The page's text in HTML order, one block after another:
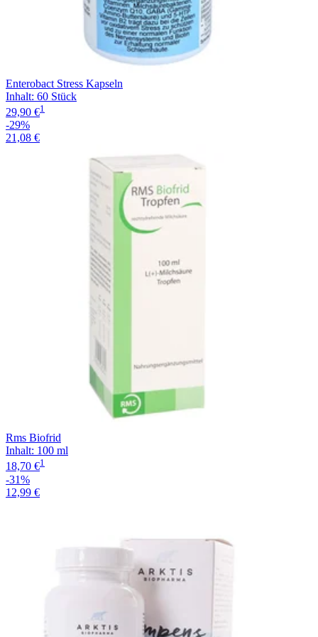
Enterobact Stress Kapseln
Inhalt: 60 Stück
29,90 €1
-29%
21,08 €
Rms Biofrid
Inhalt: 100 ml
18,70 €1
-31%
12,99 €